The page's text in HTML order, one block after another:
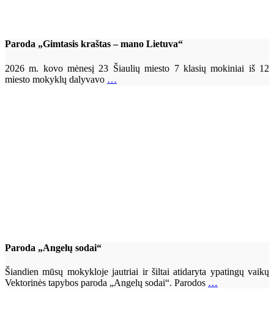
Paroda „Gimtasis kraštas – mano Lietuva“
2026 m. kovo mėnesį 23 Šiaulių miesto 7 klasių mokiniai iš 12
miesto mokyklų dalyvavo …
Paroda „Angelų sodai“
Šiandien mūsų mokykloje jautriai ir šiltai atidaryta ypatingų vaikų
Vektorinės tapybos paroda „Angelų sodai“. Parodos …